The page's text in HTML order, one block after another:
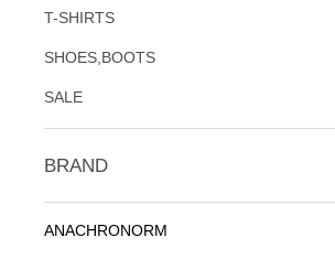
T-SHIRTS
SHOES,BOOTS
SALE
BRAND
ANACHRONORM